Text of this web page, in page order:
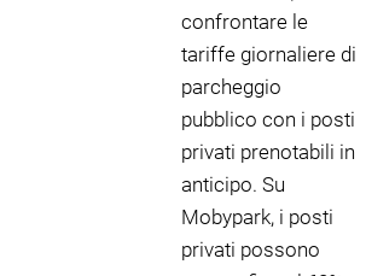
confrontare le
tariffe giornaliere di
parcheggio
pubblico con i posti
privati prenotabili in
anticipo. Su
Mobypark, i posti
privati possono